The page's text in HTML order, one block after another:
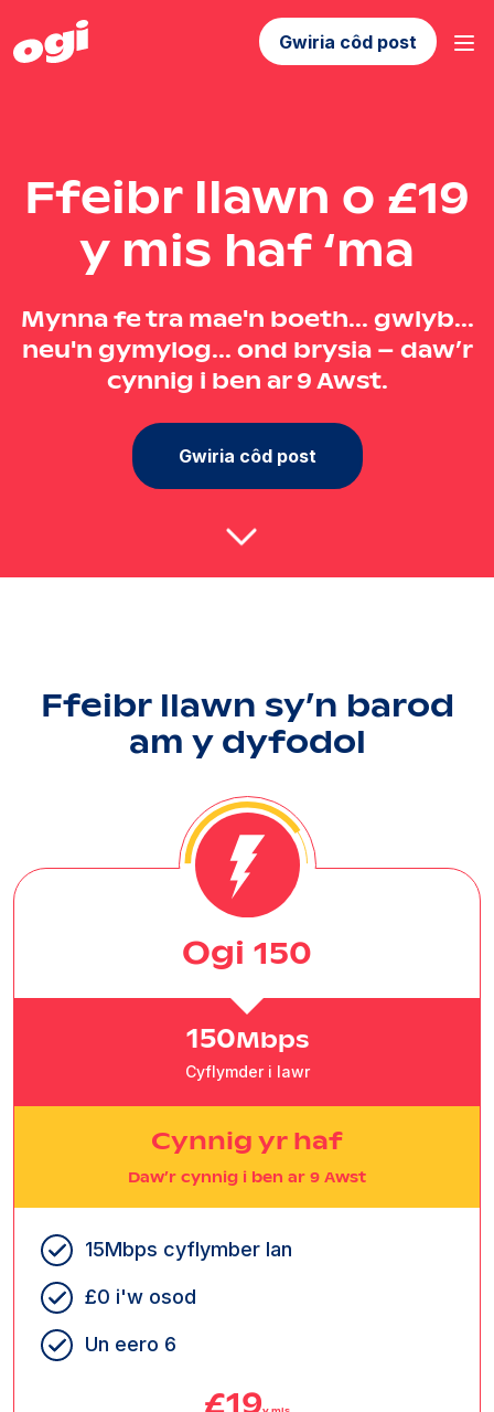
Gwiria côd post
Ffeibr llawn o £19
y mis haf ‘ma
Mynna fe tra mae'n boeth... gwlyb...
neu'n gymylog... ond brysia – daw’r
cynnig i ben ar 9 Awst.
Gwiria côd post
Ffeibr llawn sy’n barod
am y dyfodol
Ogi 150
150Mbps
Cyflymder i lawr
Cynnig yr haf
Daw’r cynnig i ben ar 9 Awst
15Mbps cyflymber lan
£0 i'w osod
Un eero 6
£19